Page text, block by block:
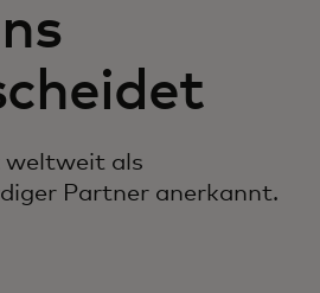
weltweit als
Partner anerkannt.